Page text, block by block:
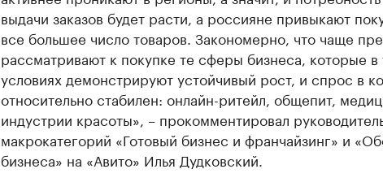
выдачи заказов будет расти, а россияне привыкают
все большее число товаров. Закономерно, что чаще
рассматривают к покупке те сферы бизнеса, которые в
условиях демонстрируют устойчивый рост, и спрос в
относительно стабилен: онлайн-ритейл, общепит,
индустрии красоты», – прокомментировал
макрокатегорий «Готовый бизнес и франчайзинг» и
бизнеса» на «Авито» Илья Дудковский.